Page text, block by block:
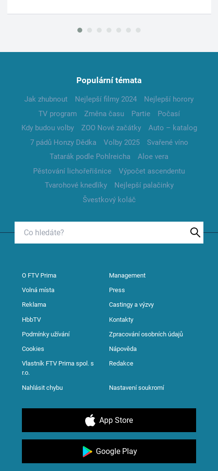
Populární témata
Jak zhubnout Nejlepší filmy 2024
Nejlepší horory
TV program
Změna času Partie
Počasí
Kdy budou volby
ZOO Nové začátky
Auto – katalog
7 pádů Honzy Dědka
Volby 2025
Svařené víno
Tatarák podle Pohlreicha
Aloe vera
Pěstování lichořeřišnice
Výpočet ascendentu
Tvarohové knedlíky
Nejlepší palačinky
Švestkový koláč
O FTV Prima Management
Volná místa Press
Reklama Castingy a výzvy
HbbTV Kontakty
Podmínky užívání Zpracování osobních údajů
Cookies Nápověda
Vlastník FTV Prima spol. s
r.o.
Redakce
Nahlásit chybu Nastavení soukromí
App Store
Google Play